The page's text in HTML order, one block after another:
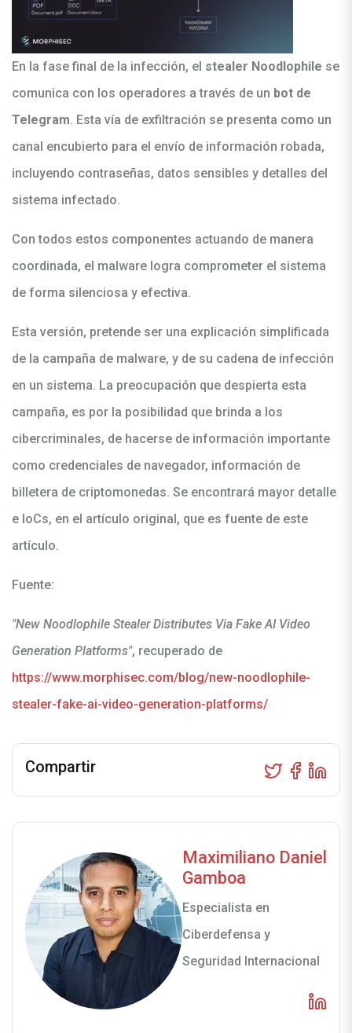
En la fase final de la infección, el stealer Noodlophile se
comunica con los operadores a través de un bot de
Telegram. Esta vía de exfiltración se presenta como un
canal encubierto para el envío de información robada,
incluyendo contraseñas, datos sensibles y detalles del
sistema infectado.
Con todos estos componentes actuando de manera
coordinada, el malware logra comprometer el sistema
de forma silenciosa y efectiva.
Esta versión, pretende ser una explicación simplificada
de la campaña de malware, y de su cadena de infección
en un sistema. La preocupación que despierta esta
campaña, es por la posibilidad que brinda a los
cibercriminales, de hacerse de información importante
como credenciales de navegador, información de
billetera de criptomonedas. Se encontrará mayor detalle
e IoCs, en el artículo original, que es fuente de este
artículo.
Fuente:
"New Noodlophile Stealer Distributes Via Fake AI Video
Generation Platforms", recuperado de
https://www.morphisec.com/blog/new-noodlophile-
stealer-fake-ai-video-generation-platforms/
Compartir
Maximiliano Daniel
Gamboa
Especialista en
Ciberdefensa y
Seguridad Internacional